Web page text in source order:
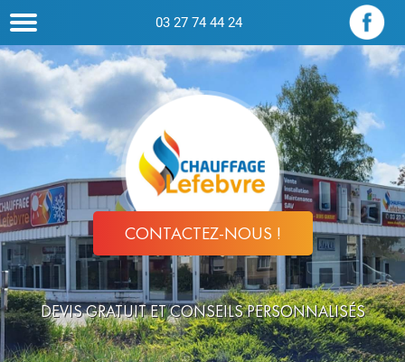
03 27 74 44 24
CONTACTEZ-NOUS !
DEVIS GRATUIT ET CONSEILS PERSONNALISÉS